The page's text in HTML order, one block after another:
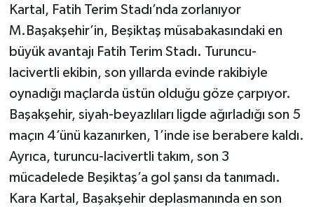
Kartal, Fatih Terim Stadı’nda zorlanıyor
M.Başakşehir’in, Beşiktaş müsabakasındaki en
büyük avantajı Fatih Terim Stadı. Turuncu-
lacivertli ekibin, son yıllarda evinde rakibiyle
oynadığı maçlarda üstün olduğu göze çarpıyor.
Başakşehir, siyah-beyazlıları ligde ağırladığı son 5
maçın 4’ünü kazanırken, 1’inde ise berabere kaldı.
Ayrıca, turuncu-lacivertli takım, son 3
mücadelede Beşiktaş’a gol şansı da tanımadı.
Kara Kartal, Başakşehir deplasmanında en son